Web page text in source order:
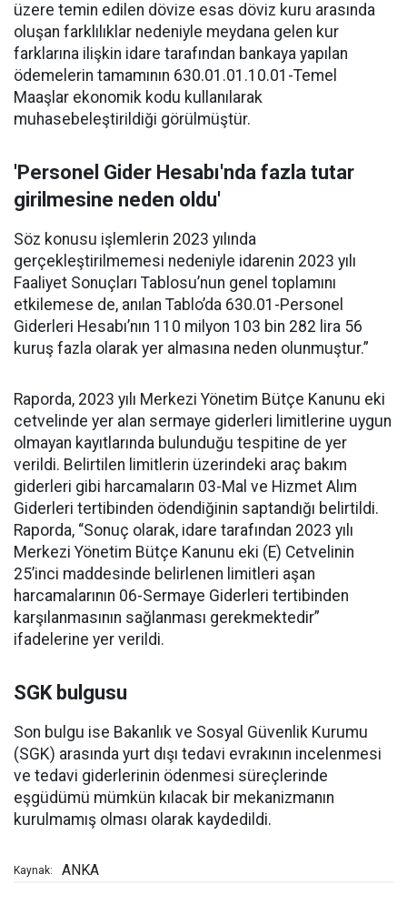
üzere temin edilen dövize esas döviz kuru arasında
oluşan farklılıklar nedeniyle meydana gelen kur
farklarına ilişkin idare tarafından bankaya yapılan
ödemelerin tamamının 630.01.01.10.01-Temel
Maaşlar ekonomik kodu kullanılarak
muhasebeleştirildiği görülmüştür.
'Personel Gider Hesabı'nda fazla tutar
girilmesine neden oldu'
Söz konusu işlemlerin 2023 yılında
gerçekleştirilmemesi nedeniyle idarenin 2023 yılı
Faaliyet Sonuçları Tablosu’nun genel toplamını
etkilemese de, anılan Tablo’da 630.01-Personel
Giderleri Hesabı’nın 110 milyon 103 bin 282 lira 56
kuruş fazla olarak yer almasına neden olunmuştur.”
Raporda, 2023 yılı Merkezi Yönetim Bütçe Kanunu eki
cetvelinde yer alan sermaye giderleri limitlerine uygun
olmayan kayıtlarında bulunduğu tespitine de yer
verildi. Belirtilen limitlerin üzerindeki araç bakım
giderleri gibi harcamaların 03-Mal ve Hizmet Alım
Giderleri tertibinden ödendiğinin saptandığı belirtildi.
Raporda, “Sonuç olarak, idare tarafından 2023 yılı
Merkezi Yönetim Bütçe Kanunu eki (E) Cetvelinin
25’inci maddesinde belirlenen limitleri aşan
harcamalarının 06-Sermaye Giderleri tertibinden
karşılanmasının sağlanması gerekmektedir”
ifadelerine yer verildi.
SGK bulgusu
Son bulgu ise Bakanlık ve Sosyal Güvenlik Kurumu
(SGK) arasında yurt dışı tedavi evrakının incelenmesi
ve tedavi giderlerinin ödenmesi süreçlerinde
eşgüdümü mümkün kılacak bir mekanizmanın
kurulmamış olması olarak kaydedildi.
Kaynak: ANKA